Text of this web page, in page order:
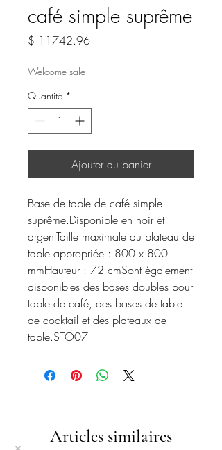
café simple suprême
$ 11742.96Prix
Welcome sale
Quantité *
Ajouter au panier
Base de table de café simple
suprême.Disponible en noir et
argentTaille maximale du plateau de
table appropriée : 800 x 800
mmHauteur : 72 cmSont également
disponibles des bases doubles pour
table de café, des bases de table
de cocktail et des plateaux de
table.STO07
Articles similaires